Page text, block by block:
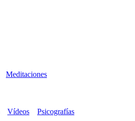
Meditaciones
Vídeos Psicografías